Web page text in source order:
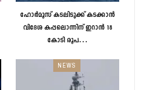
ഹോർമൂസ് കടലിടുക്ക് കടക്കാൻ
വിദേശ കപ്പലൊന്നിന് ഇറാൻ 18
കോടി രൂപ…
NEWS